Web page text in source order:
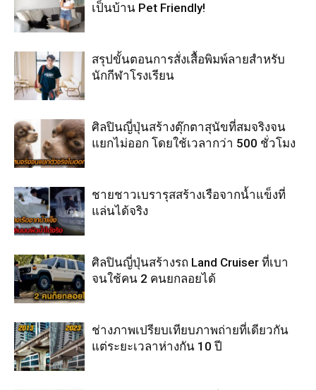
เป็นบ้าน Pet Friendly!
สรุปขั้นตอนการสั่งเสื้อพิมพ์ลายสำหรับ
นักกีฬาโรงเรียน
ศิลปินญี่ปุ่นสร้างตุ๊กตาสุนัขที่สมจริงจน
แยกไม่ออก โดยใช้เวลากว่า 500 ชั่วโมง
ชายชาวเบรารุสสร้างเรือจากน้ำแข็งที่
แล่นได้จริง
ศิลปินญี่ปุ่นสร้างรถ Land Cruiser ที่เบา
จนใช้คน 2 คนยกลอยได้
ช่างภาพเปรียบเทียบภาพถ่ายที่เดียวกัน
แต่ระยะเวลาห่างกัน 10 ปี